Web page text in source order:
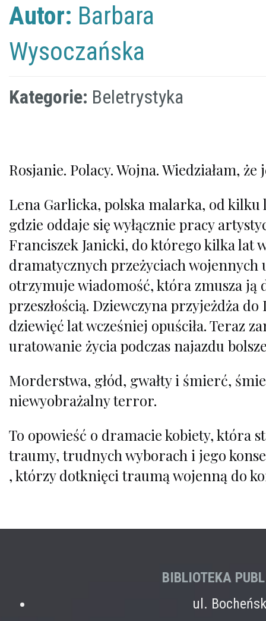
Autor: Barbara
Wysoczańska
Kategorie: Beletrystyka
Rosjanie. Polacy. Wojna. Wiedziałam,
Lena Garlicka, polska malarka, od
gdzie oddaje się wyłącznie pracy
Franciszek Janicki, do którego kilka lat
dramatycznych przeżyciach wojennych
otrzymuje wiadomość, która zmusza
przeszłością. Dziewczyna przyjeżdża
dziewięć lat wcześniej opuściła. Teraz
uratowanie życia podczas najazdu
Morderstwa, głód, gwałty i śmierć,
niewyobrażalny terror.
To opowieść o dramacie kobiety, która
traumy, trudnych wyborach i jego
, którzy dotknięci traumą wojenną do
BIBLIOTEKA
ul.